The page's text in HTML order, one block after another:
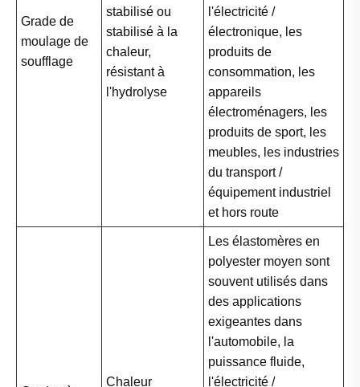
Grade de
moulage de
soufflage
stabilisé ou
stabilisé à la
chaleur,
résistant à
l'hydrolyse
l'électricité /
électronique, les
produits de
consommation, les
appareils
électroménagers, les
produits de sport, les
meubles, les industries
du transport /
équipement industriel
et hors route
Chaleur
Les élastomères en
polyester moyen sont
souvent utilisés dans
des applications
exigeantes dans
l'automobile, la
puissance fluide,
l'électricité /